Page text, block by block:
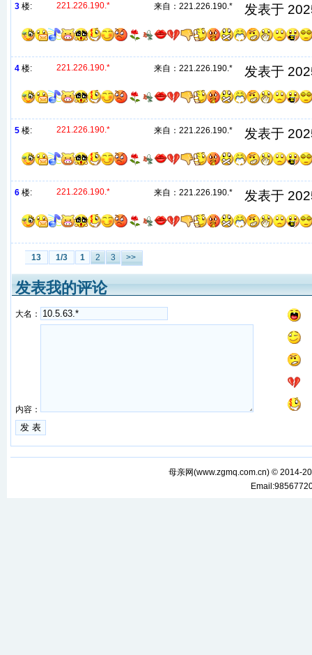
3 楼: 221.226.190.* 来自： 221.226.190.* 发表于
4 楼: 221.226.190.* 来自： 221.226.190.* 发表于
5 楼: 221.226.190.* 来自： 221.226.190.* 发表于
6 楼: 221.226.190.* 来自： 221.226.190.* 发表于
13 1/3 1 2 3 >>
发表我的评论
大名：
内容：
母亲网(www.zgmq.com.cn) © 2014-